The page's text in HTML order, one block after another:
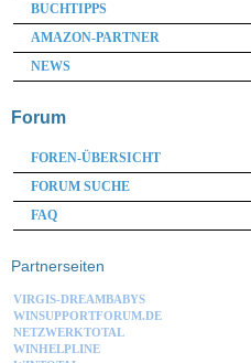
BUCHTIPPS
AMAZON-PARTNER
NEWS
Forum
FOREN-ÜBERSICHT
FORUM SUCHE
FAQ
Partnerseiten
VIRGIS-DREAMBABYS
WINSUPPORTFORUM.DE
NETZWERKTOTAL
WINHELPLINE